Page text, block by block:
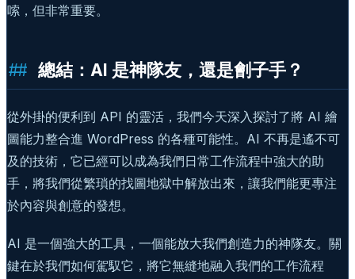
嗦，但非常重要。
總結：AI 是神隊友，還是劊子手？
從外掛的便利到 API 的靈活，我們今天深入探討了將 AI 繪
圖能力整合進 WordPress 的各種可能性。AI 不再是遙不可
及的技術，它已經可以成為我們日常工作流程中強大的助
手，將我們從繁瑣的找圖地獄中解放出來，讓我們能更專注
於內容與創意的發想。
AI 是一個強大的工具，一個能放大我們創造力的神隊友。關
鍵在於我們如何駕馭它，將它無縫地融入我們的工作流程